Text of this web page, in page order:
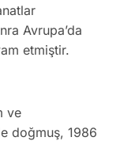
Avrupa’da
etmiştir.
ve
doğmuş, 1986